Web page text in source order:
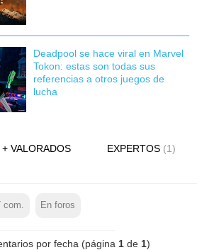
Deadpool se hace viral en Marvel
Tokon: estas son todas sus
referencias a otros juegos de
lucha
+ VALORADOS EXPERTOS (1)
com. En foros
por fecha (página 1de 1)